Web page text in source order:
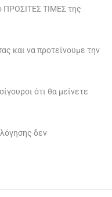
ΠΡΟΣΙΤΕΣ ΤΙΜΕΣ της
και να προτείνουμε την
ότι θα μείνετε
δεν